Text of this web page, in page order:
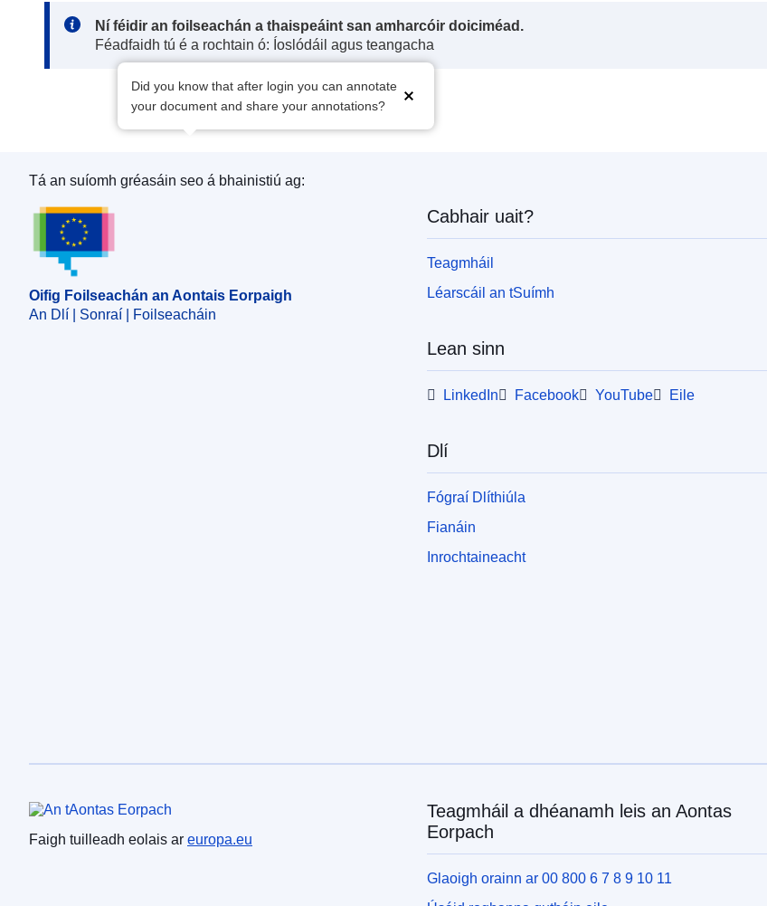
Note:
Ní féidir an foilseachán a thaispeáint san amharcóir doiciméad.
Féadfaidh tú é a rochtain ó: Íoslódáil agus teangacha
Did you know that after login you can annotate
your document and share your annotations?
Oifig Foilseachán an Aontais Eorpaigh
Tá an suíomh gréasáin seo á bhainistiú ag:
Oifig Foilseachán an Aontais Eorpaigh
An Dlí | Sonraí | Foilseacháin
Cabhair uait?
Teagmháil
Léarscáil an tSuímh
Lean sinn
LinkedIn Facebook YouTube Eile
Dlí
Fógraí Dlíthiúla
Fianáin
Inrochtaineacht
An tAontas Eorpach
Faigh tuilleadh eolais ar europa.eu
Teagmháil a dhéanamh leis an Aontas
Eorpach
Glaoigh orainn ar 00 800 6 7 8 9 10 11